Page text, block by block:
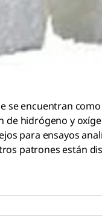
encuentran
hidrógeno y
para ensayos
patrones están